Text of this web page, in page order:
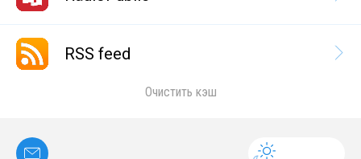
RSS feed
Очистить кэш